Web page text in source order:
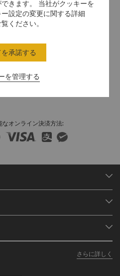
える機会となりました。
ロジェクトを推進し、子どもた
ト
ください。
おりです。
ストの皆様は、16時までのレイトチ
オンライン決済方法:
さらに詳しく
きます。 当社がクッキーを
設定の変更に関する詳細
ください。
を管理する
承諾する